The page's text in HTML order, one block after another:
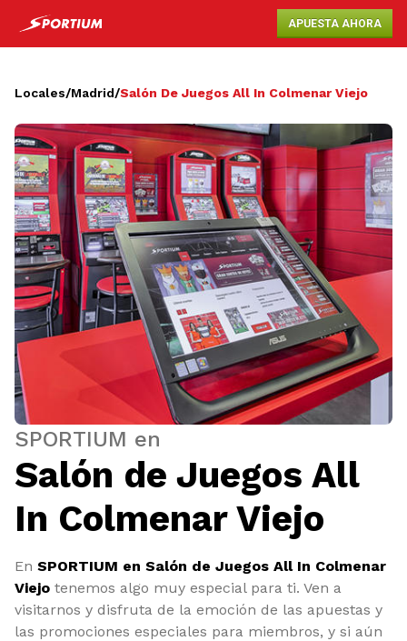
APUESTA AHORA
Locales/Madrid/Salón De Juegos All In Colmenar Viejo
SPORTIUM en
Salón de Juegos All
In Colmenar Viejo
En SPORTIUM en Salón de Juegos All In Colmenar
Viejo tenemos algo muy especial para ti. Ven a
visitarnos y disfruta de la emoción de las apuestas y
las promociones especiales para miembros, y si aún